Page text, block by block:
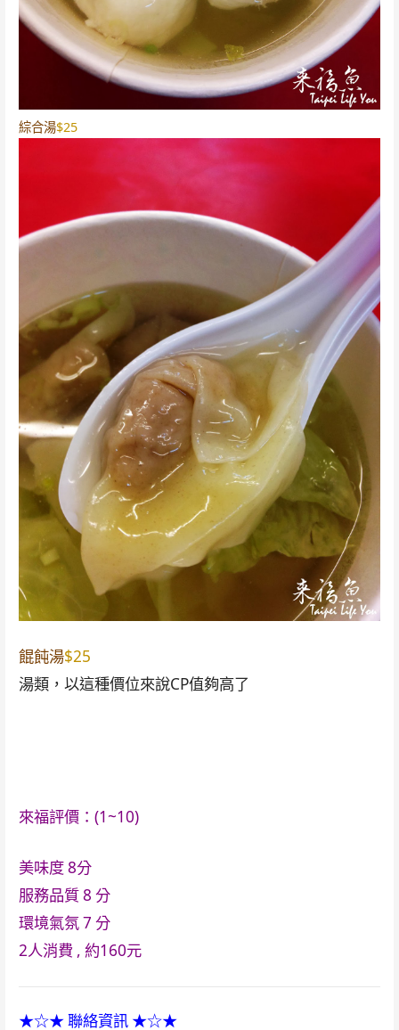
綜合湯$25
餛飩湯$25
湯類，以這種價位來說CP值夠高了
來福評價：(1~10)
美味度 8分
服務品質 8 分
環境氣氛 7 分
2人消費 , 約160元
★☆★ 聯絡資訊 ★☆★